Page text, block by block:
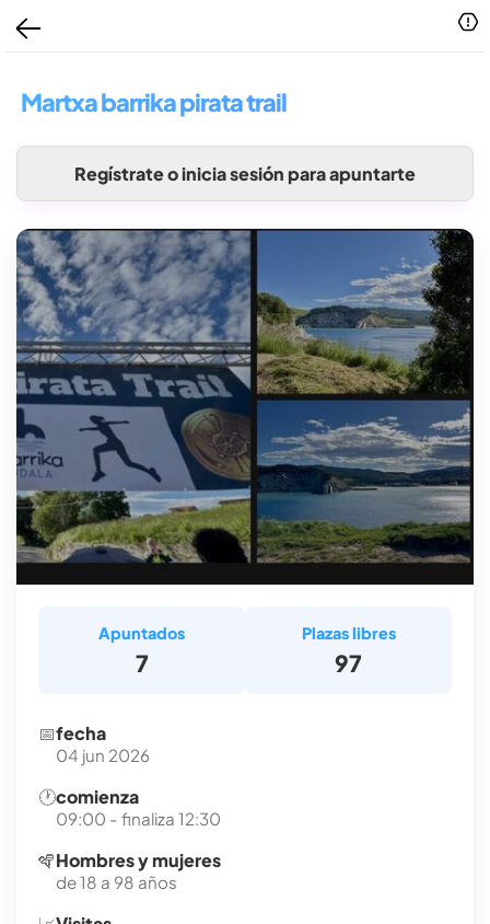
Martxa barrika pirata trail
Regístrate o inicia sesión para apuntarte
Apuntados
7
Plazas libres
97
📅fecha
04 jun 2026
🕐comienza
09:00 - finaliza 12:30
🪇Hombres y mujeres
de 18 a 98 años